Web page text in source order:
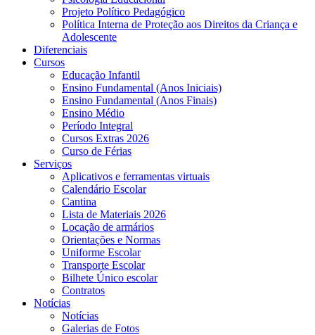
Projeto Político Pedagógico
Política Interna de Proteção aos Direitos da Criança e
Adolescente
Diferenciais
Cursos
Educação Infantil
Ensino Fundamental (Anos Iniciais)
Ensino Fundamental (Anos Finais)
Ensino Médio
Período Integral
Cursos Extras 2026
Curso de Férias
Serviços
Aplicativos e ferramentas virtuais
Calendário Escolar
Cantina
Lista de Materiais 2026
Locação de armários
Orientações e Normas
Uniforme Escolar
Transporte Escolar
Bilhete Único escolar
Contratos
Notícias
Notícias
Galerias de Fotos